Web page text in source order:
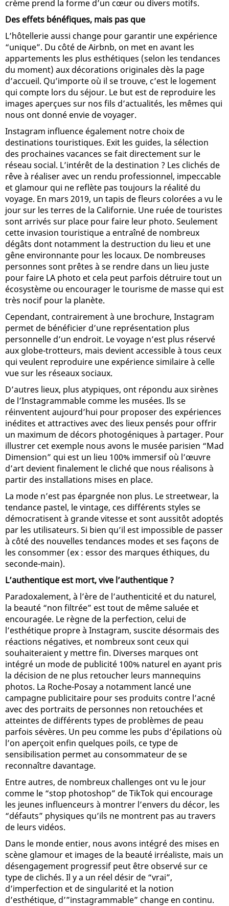
crème prend la forme d’un cœur ou divers motifs.
Des effets bénéfiques, mais pas que
L’hôtellerie aussi change pour garantir une expérience
“unique”. Du côté de Airbnb, on met en avant les
appartements les plus esthétiques (selon les tendances
du moment) aux décorations originales dès la page
d’accueil. Qu’importe où il se trouve, c’est le logement
qui compte lors du séjour. Le but est de reproduire les
images aperçues sur nos fils d’actualités, les mêmes qui
nous ont donné envie de voyager.
Instagram influence également notre choix de
destinations touristiques. Exit les guides, la sélection
des prochaines vacances se fait directement sur le
réseau social. L’intérêt de la destination ? Les clichés de
rêve à réaliser avec un rendu professionnel, impeccable
et glamour qui ne reflète pas toujours la réalité du
voyage. En mars 2019, un tapis de fleurs colorées a vu le
jour sur les terres de la Californie. Une ruée de touristes
sont arrivés sur place pour faire leur photo. Seulement
cette invasion touristique a entraîné de nombreux
dégâts dont notamment la destruction du lieu et une
gêne environnante pour les locaux. De nombreuses
personnes sont prêtes à se rendre dans un lieu juste
pour faire LA photo et cela peut parfois détruire tout un
écosystème ou encourager le tourisme de masse qui est
très nocif pour la planète.
Cependant, contrairement à une brochure, Instagram
permet de bénéficier d’une représentation plus
personnelle d’un endroit. Le voyage n’est plus réservé
aux globe-trotteurs, mais devient accessible à tous ceux
qui veulent reproduire une expérience similaire à celle
vue sur les réseaux sociaux.
D’autres lieux, plus atypiques, ont répondu aux sirènes
de l’Instagrammable comme les musées. Ils se
réinventent aujourd’hui pour proposer des expériences
inédites et attractives avec des lieux pensés pour offrir
un maximum de décors photogéniques à partager. Pour
illustrer cet exemple nous avons le musée parisien “Mad
Dimension” qui est un lieu 100% immersif où l’œuvre
d’art devient finalement le cliché que nous réalisons à
partir des installations mises en place.
La mode n’est pas épargnée non plus. Le streetwear, la
tendance pastel, le vintage, ces différents styles se
démocratisent à grande vitesse et sont aussitôt adoptés
par les utilisateurs. Si bien qu’il est impossible de passer
à côté des nouvelles tendances modes et ses façons de
les consommer (ex : essor des marques éthiques, du
seconde-main).
L’authentique est mort, vive l’authentique ?
Paradoxalement, à l’ère de l’authenticité et du naturel,
la beauté “non filtrée” est tout de même saluée et
encouragée. Le règne de la perfection, celui de
l’esthétique propre à Instagram, suscite désormais des
réactions négatives, et nombreux sont ceux qui
souhaiteraient y mettre fin. Diverses marques ont
intégré un mode de publicité 100% naturel en ayant pris
la décision de ne plus retoucher leurs mannequins
photos. La Roche-Posay a notamment lancé une
campagne publicitaire pour ses produits contre l’acné
avec des portraits de personnes non retouchées et
atteintes de différents types de problèmes de peau
parfois sévères. Un peu comme les pubs d’épilations où
l’on aperçoit enfin quelques poils, ce type de
sensibilisation permet au consommateur de se
reconnaître davantage.
Entre autres, de nombreux challenges ont vu le jour
comme le “stop photoshop” de TikTok qui encourage
les jeunes influenceurs à montrer l’envers du décor, les
“défauts” physiques qu’ils ne montrent pas au travers
de leurs vidéos.
Dans le monde entier, nous avons intégré des mises en
scène glamour et images de la beauté irréaliste, mais un
désengagement progressif peut être observé sur ce
type de clichés. Il y a un réel désir de “vrai”,
d’imperfection et de singularité et la notion
d’esthétique, d’”instagrammable” change en continu.